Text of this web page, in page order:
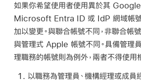
如果你希望使用者使用異於其
Microsoft Entra ID 或 IdP 網域帳號
加以變更。與聯合帳號不同，非聯合帳
與管理式 Apple 帳號不同。具備管理
理職務的帳號則為例外，兩者不得使用
以職務為管理員、機構經理或成員